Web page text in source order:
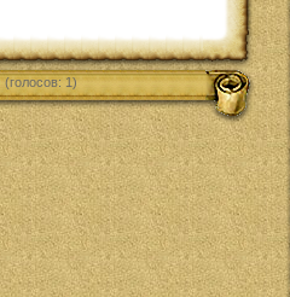
(голосов: 1)